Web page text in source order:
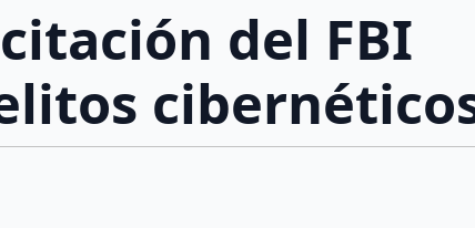
del FBI